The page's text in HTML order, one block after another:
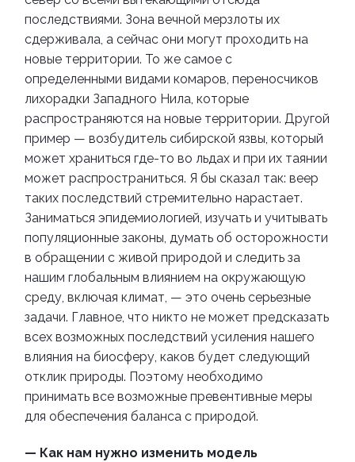
последствиями. Зона вечной мерзлоты их
сдерживала, а сейчас они могут проходить на
новые территории. То же самое с
определенными видами комаров, переносчиков
лихорадки Западного Нила, которые
распространяются на новые территории. Другой
пример — возбудитель сибирской язвы, который
может храниться где-то во льдах и при их таянии
может распространиться. Я бы сказал так: веер
таких последствий стремительно нарастает.
Заниматься эпидемиологией, изучать и учитывать
популяционные законы, думать об осторожности
в обращении с живой природой и следить за
нашим глобальным влиянием на окружающую
среду, включая климат, — это очень серьезные
задачи. Главное, что никто не может предсказать
всех возможных последствий усиления нашего
влияния на биосферу, каков будет следующий
отклик природы. Поэтому необходимо
принимать все возможные превентивные меры
для обеспечения баланса с природой.
— Как нам нужно изменить модель